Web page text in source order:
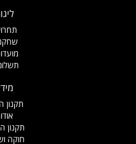
תקנון
תקנון
חוקה